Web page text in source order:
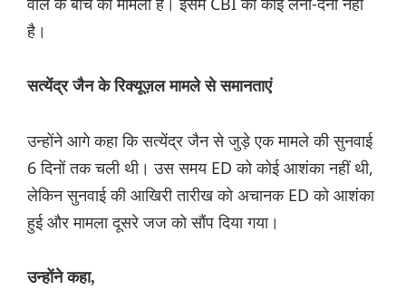
है।
सत्येंद्र जैन के रिक्यूज़ल मामले से समानताएं
उन्होंने आगे कहा कि सत्येंद्र जैन से जुड़े एक मामले की सुनवाई
6 दिनों तक चली थी। उस समय ED को कोई आशंका नहीं थी,
लेकिन सुनवाई की आखिरी तारीख को अचानक ED को आशंका
हुई और मामला दूसरे जज को सौंप दिया गया।
उन्होंने कहा,